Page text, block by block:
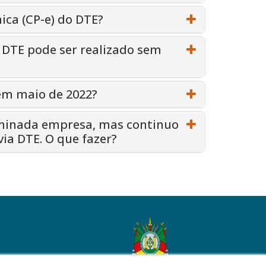
(CP-e) do DTE?
pode ser realizado sem
maio de 2022?
empresa, mas continuo
DTE. O que fazer?